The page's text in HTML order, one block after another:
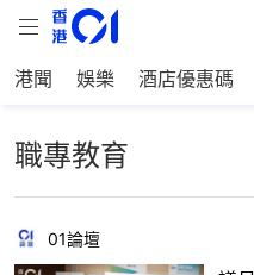
港聞 娛樂 酒店優惠碼
職專教育
01論壇